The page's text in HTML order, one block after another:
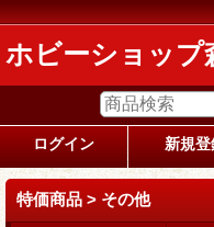
ホビーショップ
ログイン 新規
特価商品 > その他